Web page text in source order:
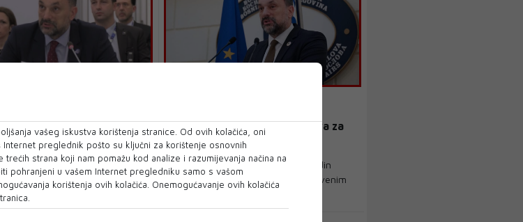
BiH dosljedno poziva na
i dijalog
poslova Bosne i
Elmedin Konaković istakao je u
ministara odobravalo sredstva za
kupovinu zgrade UIO
Ministar vanjskih poslova BiH Elmedin
Konaković (NiP) oglasio se na društvenim
mrežama nakon što ...
vašeg iskustva korištenja stranice. Od ovih kolačića, oni
preglednik pošto su ključni za korištenje osnovnih
strana koji nam pomažu kod analize i razumijevanja načina na
pohranjeni u vašem Internet pregledniku samo s vašom
korištenja ovih kolačića. Onemogućavanje ovih kolačića